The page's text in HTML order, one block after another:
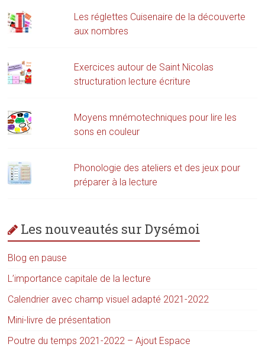
Les réglettes Cuisenaire de la découverte
aux nombres
Exercices autour de Saint Nicolas
structuration lecture écriture
Moyens mnémotechniques pour lire les
sons en couleur
Phonologie des ateliers et des jeux pour
préparer à la lecture
Les nouveautés sur Dysémoi
Blog en pause
L’importance capitale de la lecture
Calendrier avec champ visuel adapté 2021-2022
Mini-livre de présentation
Poutre du temps 2021-2022 – Ajout Espace